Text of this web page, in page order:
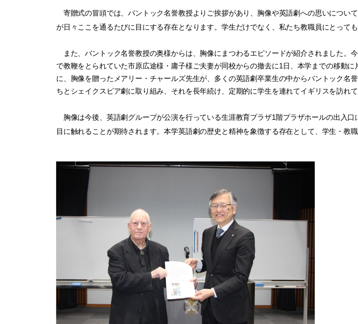
寄贈式の冒頭では、バントック名誉教授よりご挨拶があり、胸像や英語劇への思いについ
が日々ここを通るたびに目にする存在となります。学生だけでなく、私たち教職員にとって
また、バントック名誉教授の奥様からは、 胸像にまつわるエピソードが紹介されました。
で教鞭をとられていた市原広途様・庸子様ご夫妻が同校からの撤去に1日、 本学までの移動に
に、胸像を贈ったメアリー・チャールズ先生が、 多くの英語劇卒業生の中からバントック名
ちとシェイクスピア劇に取り組み、それを長年続け、 定期的に学生を連れてイギリスを訪れて
胸像は今後、英語劇グループが公演を行っている生涯教育プラザ1階プラザホールの出入
目に触れることが期待されます。本学英語劇の歴史と精神を象徴する存在として、学生・教